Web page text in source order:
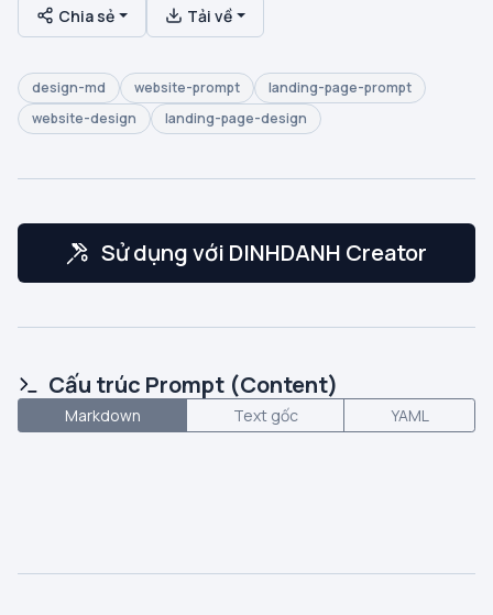
Chia sẻ Tải về
design-md website-prompt
landing-page-prompt
website-design
landing-page-design
Sử dụng với DINHDANH Creator
Cấu trúc Prompt (Content)
Markdown Text gốc YAML